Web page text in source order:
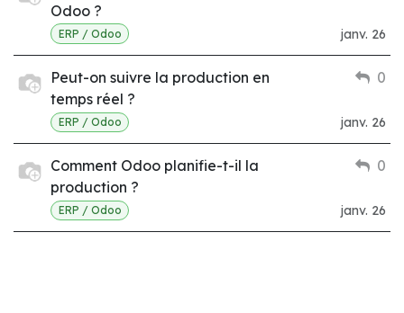
Odoo ?
ERP / Odoo janv. 26
Peut-on suivre la production en
temps réel ?
ERP / Odoo
0
janv. 26
Comment Odoo planifie-t-il la
production ?
ERP / Odoo
0
janv. 26